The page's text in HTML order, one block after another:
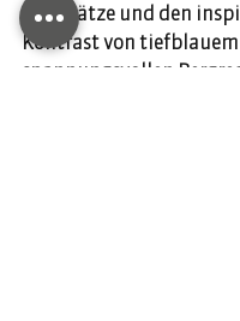
Golfplätze und den
Kontrast von tiefblauem
spannungsvollen